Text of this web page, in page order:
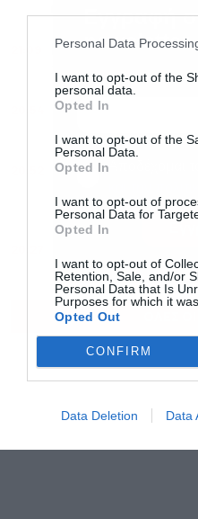
Personal Data
I want to opt-out of the
personal data.
Opted In
I want to opt-out of the
Personal Data.
Opted In
I want to opt-out of
Personal Data for
Opted In
I want to opt-out of
Retention, Sale, and/or
Personal Data that Is
Purposes for which it
Opted Out
CONFIRM
Data Deletion Data
Fox: Εκτόξευση
χάρη στο Μουντιάλ
Χρίστος Δήμας:
Προσλήψεις με μισθό
δεδομένα
εξυγίανσης
Εγγραφή
newsletter
Αποδέχομαι